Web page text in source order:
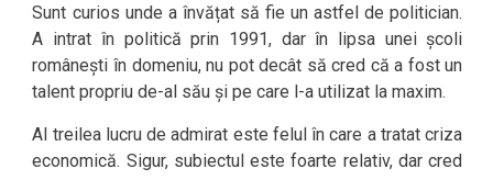
Sunt curios unde a învățat să fie un astfel de politician.
A intrat în politică prin 1991, dar în lipsa unei școli
românești în domeniu, nu pot decât să cred că a fost un
talent propriu de-al său și pe care l-a utilizat la maxim.
Al treilea lucru de admirat este felul în care a tratat criza
economică. Sigur, subiectul este foarte relativ, dar cred